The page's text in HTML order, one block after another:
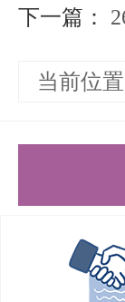
专业课
拒绝机
基础优
大纲与
下一篇：
当前位